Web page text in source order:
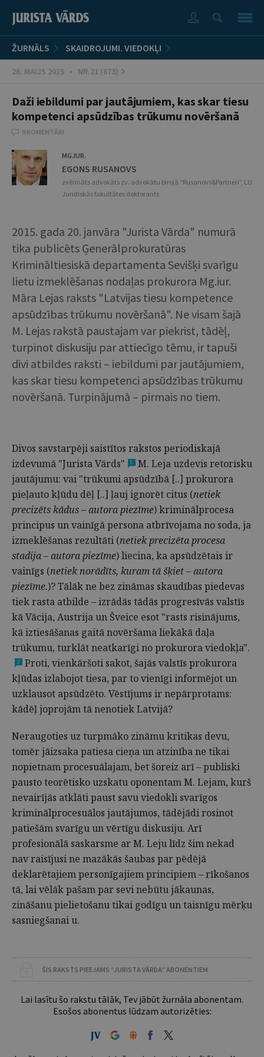
ŽURNĀLS SKAIDROJUMI. VIEDOKĻI
26. MAIJS 2015 • NR.21 (873)
Daži iebildumi par jautājumiem, kas skar tiesu
kompetenci apsūdzības trūkumu novēršanā
9 KOMENTĀRI
MG.IUR.
EGONS RUSANOVS
zvērināts advokāts zv. advokātu birojā “Rusanovs&Partneri”, LU
Juridiskās fakultātes doktorants
2015. gada 20. janvāra "Jurista Vārda" numurā
tika publicēts Ģenerālprokuratūras
Krimināltiesiskā departamenta Sevišķi svarīgu
lietu izmeklēšanas nodaļas prokurora Mg.iur.
Māra Lejas raksts "Latvijas tiesu kompetence
apsūdzības trūkumu novēršanā". Ne visam šajā
M. Lejas rakstā paustajam var piekrist, tādēļ,
turpinot diskusiju par attiecīgo tēmu, ir tapuši
divi atbildes raksti – iebildumi par jautājumiem,
kas skar tiesu kompetenci apsūdzības trūkumu
novēršanā. Turpinājumā – pirmais no tiem.
Divos savstarpēji saistītos rakstos periodiskajā
izdevumā "Jurista Vārds"
1
M. Leja uzdevis retorisku
jautājumu: vai "trūkumi apsūdzībā [..] prokurora
pieļauto kļūdu dēļ [..] ļauj ignorēt citus (netiek
precizēts kādus – autora piezīme) kriminālprocesa
principus un vainīgā persona atbrīvojama no soda, ja
izmeklēšanas rezultāti (netiek precizēta procesa
stadija – autora piezīme) liecina, ka apsūdzētais ir
vainīgs (netiek norādīts, kuram tā šķiet – autora
piezīme.)? Tālāk ne bez zināmas skaudības piedevas
tiek rasta atbilde – izrādās tādās progresīvās valstīs
kā Vācija, Austrija un Šveice esot "rasts risinājums,
kā iztiesāšanas gaitā novēršama liekākā daļa
trūkumu, turklāt neatkarīgi no prokurora viedokļa".
2
Proti, vienkāršoti sakot, šajās valstīs prokurora
kļūdas izlabojot tiesa, par to vienīgi informējot un
uzklausot apsūdzēto. Vēstījums ir nepārprotams:
kādēļ joprojām tā nenotiek Latvijā?
Neraugoties uz turpmāko zināmu kritikas devu,
tomēr jāizsaka patiesa cieņa un atzinība ne tikai
nopietnam procesuālajam, bet šoreiz arī – publiski
pausto teorētisko uzskatu oponentam M. Lejam, kurš
nevairījās atklāti paust savu viedokli svarīgos
kriminālprocesuālos jautājumos, tādējādi rosinot
patiešām svarīgu un vērtīgu diskusiju. Arī
profesionālā saskarsme ar M. Leju līdz šim nekad
nav raisījusi ne mazākās šaubas par pēdējā
deklarētajiem personīgajiem principiem – rīkošanos
tā, lai vēlāk pašam par sevi nebūtu jākaunas,
zināšanu pielietošanu tikai godīgu un taisnīgu mērķu
sasniegšanai u.
ŠIS RAKSTS PIEEJAMS “JURISTA VĀRDA” ABONENTIEM
Lai lasītu šo rakstu tālāk, Tev jābūt žurnāla abonentam.
Esošos abonentus lūdzam autorizēties: